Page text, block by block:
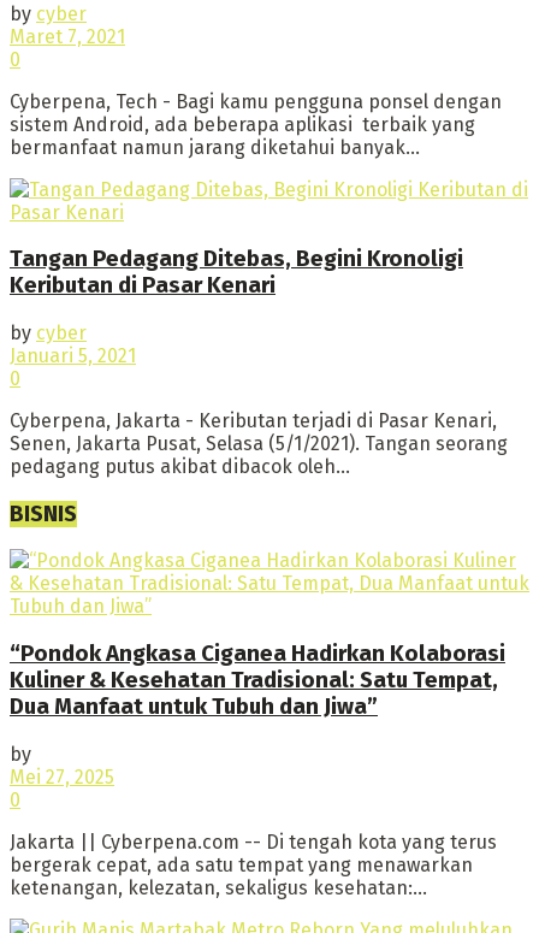
by cyber
Maret 7, 2021
0
Cyberpena, Tech - Bagi kamu pengguna ponsel dengan
sistem Android, ada beberapa aplikasi terbaik yang
bermanfaat namun jarang diketahui banyak...
Tangan Pedagang Ditebas, Begini Kronoligi
Keributan di Pasar Kenari
by cyber
Januari 5, 2021
0
Cyberpena, Jakarta - Keributan terjadi di Pasar Kenari,
Senen, Jakarta Pusat, Selasa (5/1/2021). Tangan seorang
pedagang putus akibat dibacok oleh...
BISNIS
“Pondok Angkasa Ciganea Hadirkan Kolaborasi
Kuliner & Kesehatan Tradisional: Satu Tempat,
Dua Manfaat untuk Tubuh dan Jiwa”
by
Mei 27, 2025
0
Jakarta || Cyberpena.com -- Di tengah kota yang terus
bergerak cepat, ada satu tempat yang menawarkan
ketenangan, kelezatan, sekaligus kesehatan:...